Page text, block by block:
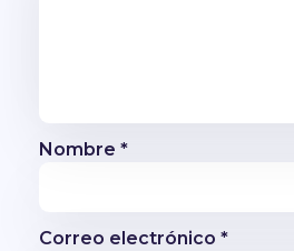
Nombre *
Correo electrónico *